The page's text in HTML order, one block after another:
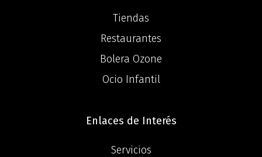
Tiendas
Restaurantes
Bolera Ozone
Ocio Infantil
Enlaces de Interés
Servicios